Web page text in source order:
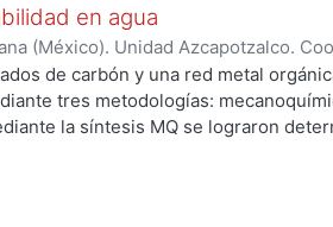
en agua
(México). Unidad Azcapotzalco.
06)Cortés Suárez, Jonathan
de carbón y una red metal
tres metodologías:
la síntesis MQ se lograron